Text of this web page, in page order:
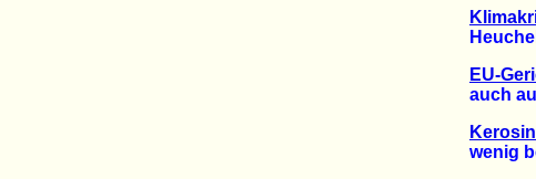
EU-
auch auf
wenig